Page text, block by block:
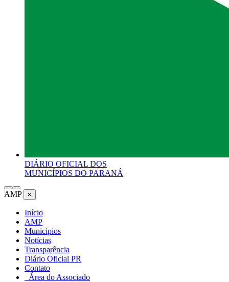
DIÁRIO OFICIAL DOS
MUNICÍPIOS DO PARANÁ
AMP ×
Início
AMP
Municípios
Notícias
Transparência
Diário Oficial PR
Contato
Área do Associado